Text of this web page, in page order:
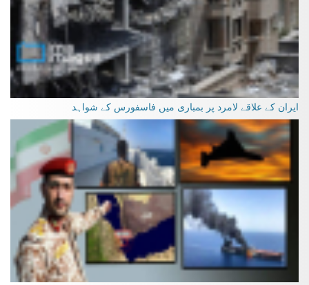
ایران کے علاقے لامرد پر بمباری میں فاسفورس کے شواہد